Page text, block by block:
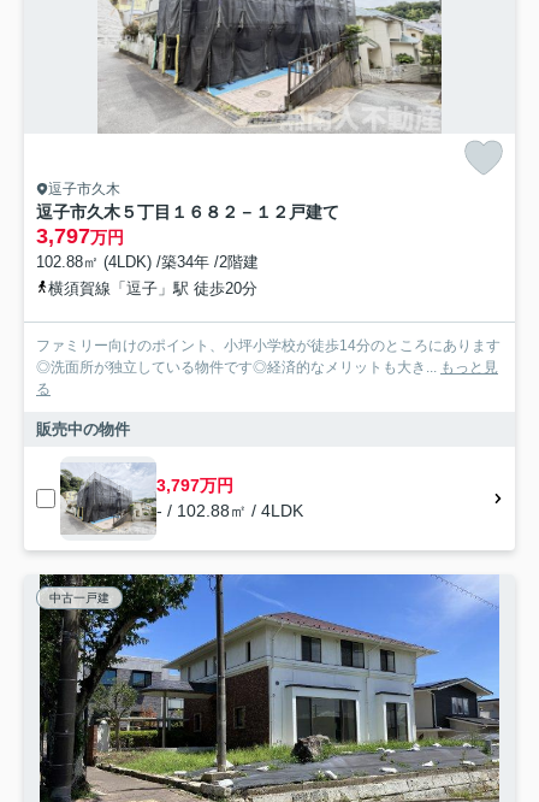
逗子市久木
逗子市久木５丁目１６８２－１２戸建て
3,797万円
102.88㎡ (4LDK) /築34年 /2階建
横須賀線「逗子」駅 徒歩20分
ファミリー向けのポイント、小坪小学校が徒歩14分のところにあります
◎洗面所が独立している物件です◎経済的なメリットも大き... もっと見
る
販売中の物件
3,797万円
- / 102.88㎡ / 4LDK
中古一戸建